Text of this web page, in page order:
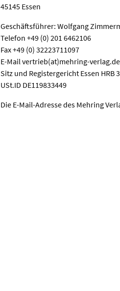
45145 Essen
Geschäftsführer: Wolfgang
Telefon +49 (0) 201 6462106
Fax +49 (0) 32223711097
E-Mail vertrieb(at)mehring-verlag.de
Sitz und Registergericht Essen HRB
USt.ID DE119833449
Die E-Mail-Adresse des Mehring